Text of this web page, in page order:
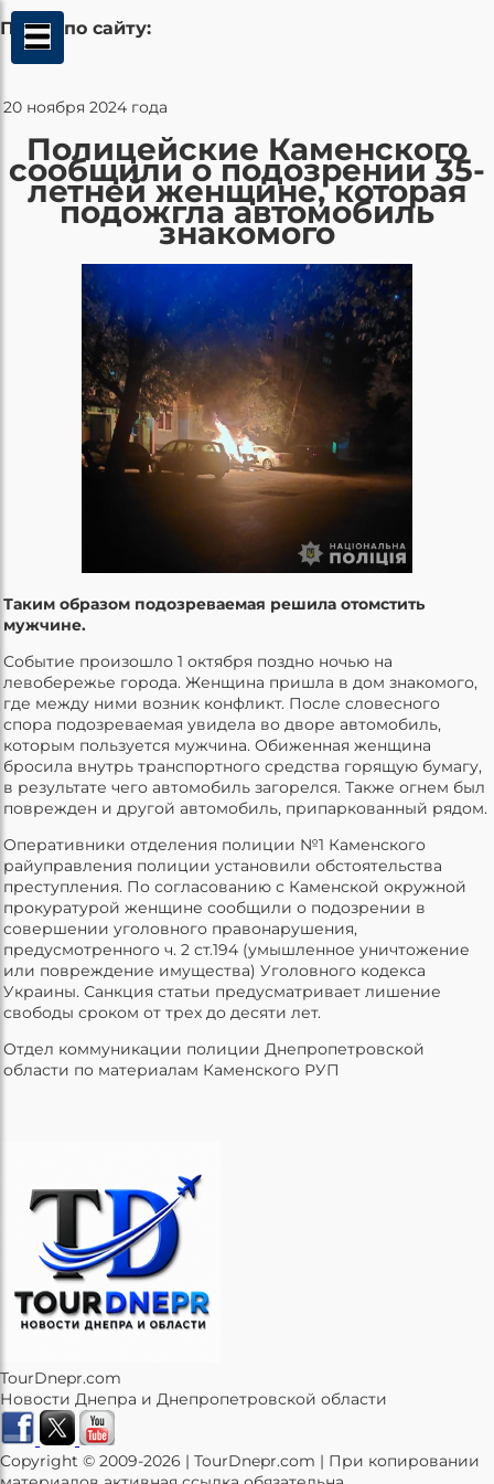
Поиск по сайту:
20 ноября 2024 года
Полицейские Каменского
сообщили о подозрении 35-
летней женщине, которая
подожгла автомобиль
знакомого
Таким образом подозреваемая решила отомстить
мужчине.
Событие произошло 1 октября поздно ночью на
левобережье города. Женщина пришла в дом знакомого,
где между ними возник конфликт. После словесного
спора подозреваемая увидела во дворе автомобиль,
которым пользуется мужчина. Обиженная женщина
бросила внутрь транспортного средства горящую бумагу,
в результате чего автомобиль загорелся. Также огнем был
поврежден и другой автомобиль, припаркованный рядом.
Оперативники отделения полиции №1 Каменского
райуправления полиции установили обстоятельства
преступления. По согласованию с Каменской окружной
прокуратурой женщине сообщили о подозрении в
совершении уголовного правонарушения,
предусмотренного ч. 2 ст.194 (умышленное уничтожение
или повреждение имущества) Уголовного кодекса
Украины. Санкция статьи предусматривает лишение
свободы сроком от трех до десяти лет.
Отдел коммуникации полиции Днепропетровской
области по материалам Каменского РУП
TourDnepr.com
Новости Днепра и Днепропетровской области
Copyright © 2009-2026 | TourDnepr.com | При копировании